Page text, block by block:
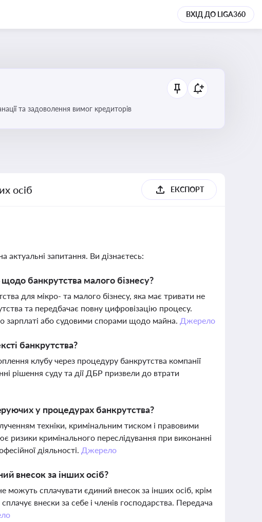
ВХІД ДО LIGA360
та задоволення вимог кредиторів
осіб ЕКСПОРТ
актуальні запитання. Ви дізнаєтесь:
банкрутства малого бізнесу?
для мікро- та малого бізнесу, яка має тривати не
та передбачає повну цифровізацію процесу.
зарплаті або судовими спорами щодо майна. Джерело
банкрутства?
клубу через процедуру банкрутства компанії
рішення суду та дії ДБР призвели до втрати
у процедурах банкрутства?
техніки, кримінальним тиском і правовими
ризики кримінального переслідування при виконанні
діяльності. Джерело
внесок за інших осіб?
можуть сплачувати єдиний внесок за інших осіб, крім
внески за себе і членів господарства. Передача